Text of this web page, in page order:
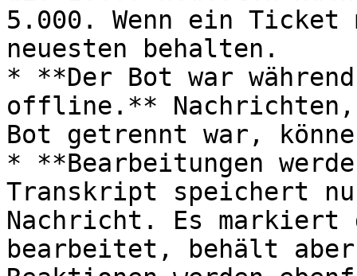
5.000. Wenn ein
neuesten behalten.
* **Der Bot war
offline.** Nachrichten,
Bot getrennt war,
* **Bearbeitungen
Transkript speichert
Nachricht. Es
bearbeitet, behält